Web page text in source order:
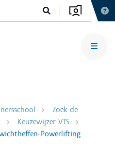
Zoek de
Keuzewijzer VTS
Powerlifting